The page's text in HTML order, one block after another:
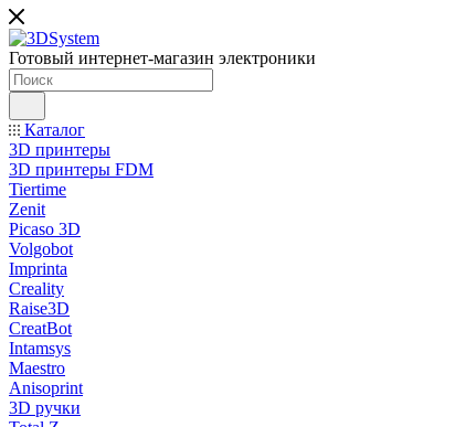
Готовый интернет-магазин электроники
Каталог
3D принтеры
3D принтеры FDM
Tiertime
Zenit
Picaso 3D
Volgobot
Imprinta
Creality
Raise3D
CreatBot
Intamsys
Maestro
Anisoprint
3D ручки